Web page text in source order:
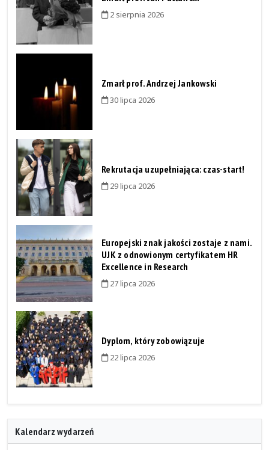
2 sierpnia 2026
Zmarł prof. Andrzej Jankowski
30 lipca 2026
Rekrutacja uzupełniająca: czas-start!
29 lipca 2026
Europejski znak jakości zostaje z nami.
UJK z odnowionym certyfikatem HR
Excellence in Research
27 lipca 2026
Dyplom, który zobowiązuje
22 lipca 2026
Kalendarz wydarzeń